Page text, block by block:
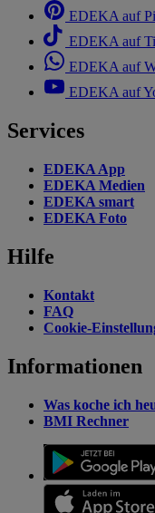
EDEKA auf
EDEKA auf
EDEKA auf
EDEKA auf
Services
EDEKA App
EDEKA Medien
EDEKA smart
EDEKA Foto
Hilfe
Kontakt
FAQ
Cookie-
Informationen
Was koche ich
BMI Rechner